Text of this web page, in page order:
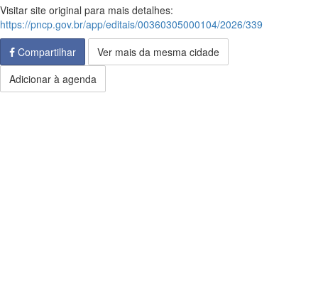
Visitar site original para mais detalhes:
https://pncp.gov.br/app/editais/00360305000104/2026/339
Compartilhar
Ver mais da mesma cidade
Adicionar à agenda